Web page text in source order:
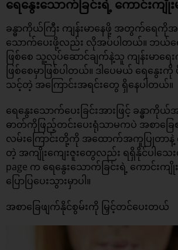
ရေနွေးသောက်ခြင်းရဲ့ ကောင်းကျိုးမ
ခန္ဓာကိုယ်ကြီး ကျန်းမာနေဖို့ အတွက်ရေ
သောက်ပေးဖို့လည်း လိုအပ်ပါတယ်။ ဘ
ဖြစ်စေ သူ့လုပ်ဆောင်ချက်နဲ့သူ ကျန်းမာ
ဖြစ်စေမှာဖြစ်ပါတယ်။ ဒါပေမယ် ရေနွေးကို
သင့်တဲ့ အကြောင်းအရင်းတွေ ရှိနေပါတယ်။
ရေနွေးသောက်ပေးခြင်းအားဖြင့် ခန္ဓ
ဓာတ်ကိုဖြည့်တင်းပေးရုံသာမကပဲ အစာခြ
လမ်းကြောင်းတို့ကို အထောက်အကူပြုတာနဲ့
တဲ့ အကျိုးကျေးဇူးတွေလည်း ရရှိနိုင်ပါသေး
page က ရေနွေးသောက်ခြင်းရဲ့ ကောင်းက
ပြောပြပေးသွားမှာပါ။
အစာခြေဖျက်နိုင်စွမ်းကို မြှင့်တင်ပေးတယ်